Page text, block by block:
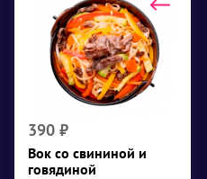
390 ₽
Вок со свининой и
говядиной
Вок со свининой и
говядиной
390
₽